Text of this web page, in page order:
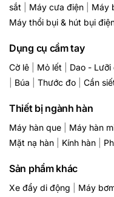
sắt
Máy cưa điện Máy
Máy thổi bụi & hút bụi
Dụng cụ cầm tay
Cờ lê Mỏ lết Dao - Lưỡi
Búa Thước đo Cần
Thiết bị ngành hàn
Máy hàn que Máy hàn
Mặt nạ hàn
Kính hàn
Sản phẩm khác
Xe đẩy di động Máy